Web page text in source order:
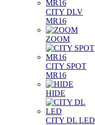
CITY DLV
MR16
ZOOM
CITY SPOT
MR16
HIDE
CITY DL LED